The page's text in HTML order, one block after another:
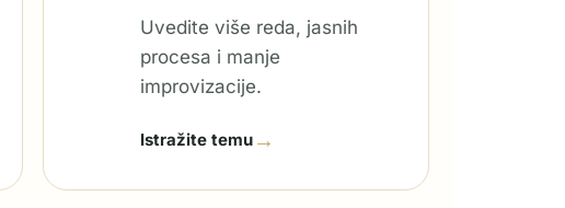
Uvedite više reda, jasnih
procesa i manje
improvizacije.
Istražite temu→